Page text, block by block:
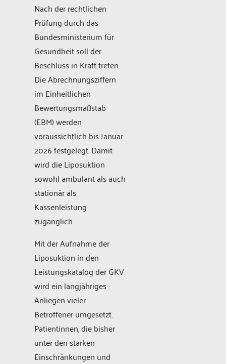
Nach der rechtlichen
Prüfung durch das
Bundesministerium für
Gesundheit soll der
Beschluss in Kraft treten.
Die Abrechnungsziffern
im Einheitlichen
Bewertungsmaßstab
(EBM) werden
voraussichtlich bis Januar
2026 festgelegt. Damit
wird die Liposuktion
sowohl ambulant als auch
stationär als
Kassenleistung
zugänglich.
Mit der Aufnahme der
Liposuktion in den
Leistungskatalog der GKV
wird ein langjähriges
Anliegen vieler
Betroffener umgesetzt.
Patientinnen, die bisher
unter den starken
Einschränkungen und